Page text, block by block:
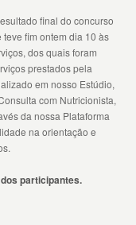
final do concurso
fim ontem dia 10 às
dos quais foram
prestados pela
em nosso Estúdio,
com Nutricionista,
da nossa Plataforma
na orientação e
participantes.